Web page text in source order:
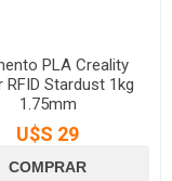
PLA Creality
RFID Stardust 1kg
1.75mm
U$S 29